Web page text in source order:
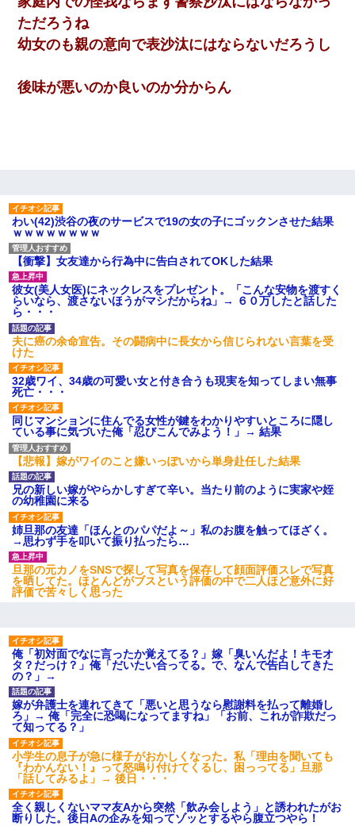
を職場で愚痴ったら、同僚男性が怒鳴りつけてきた。
姉旦那の友達「ほんとのパパだよ～」私のお腹を触ってほざく。
【悲報】お風呂で父親と姉が完全に行為してるんだが...
ただろうね
幼女のも親の意向で表沙汰にはならないだろうし
後味が悪いのか良いのか分からん
わい(42)渋谷の夜のサービスで19の女の子にゴックンさせた結果
ｗｗｗｗｗｗｗｗ
【衝撃】女友達から行為中に告白されてOKした結果
彼女(美人女医)にネックレスをプレゼント。「こんな安物を渡すく
らいなら、渡さないほうがマシだからね」→ ６０万したと話した
ら・・・
夫に癌の余命宣告。その闘病中に長女から信じられない言葉を受
けた
32歳ワイ、34歳の可愛い女と付き合うも現実を知ってしまい無事
死亡・・・
同じマンションに住んでる女性が鍵をわかりやすいところに隠し
ている事に気づいた俺「忍びこんでみよう！」→ 結果
【悲報】嫁がワイのこと嫌いっぽいから単身赴任した結果
兄の新しい嫁がやらかしすぎて辛い。当たり前のように実家や姪
の幼稚園に来る
姉旦那の友達「ほんとのパパだよ～」私のお腹を触ってほざく。
→思わず手を叩いて振り払ったら…
旦那の元カノをSNSで探して写真を保存して顔面評価スレで写真
を晒してた。ほとんどがブスという評価の中で二人ほど意外に好
評価で苦々しく思った
俺「初対面でなに言ったか覚えてる？」嫁「臭いんだよ！キモオ
タ？だっけ？」俺「だいたい合ってる。で、なんで告白してきた
の？」→
嫁が弁護士を連れてきて「悪いと思うなら慰謝料を払って離婚し
ろ」→ 俺「完全に恐喝になってますね」「お前、これが詐欺だっ
て知ってる？」
小学生の息子が急に様子がおかしくなった。私「理由を聞いても
『わかんない！』って怒鳴り付けてくるし、困っってる」旦那
「話してみるよ」→ 後日・・・
全く親しくないママ友Aから突然「飲み会しよう」と誘われたがお
断りした。後日Aの企みを知ってゾッとするやら腹立つやら！